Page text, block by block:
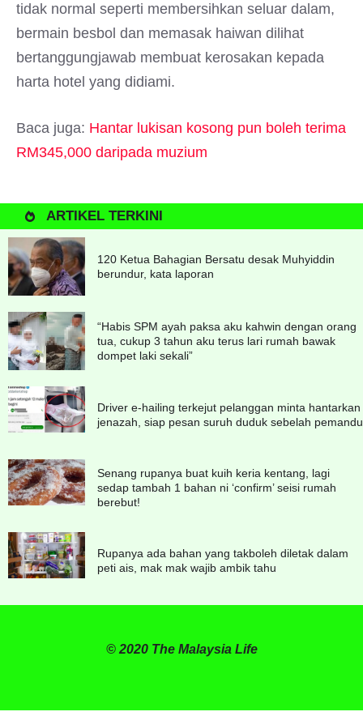
tidak normal seperti membersihkan seluar dalam,
bermain besbol dan memasak haiwan dilihat
bertanggungjawab membuat kerosakan kepada
harta hotel yang didiami.
Baca juga: Hantar lukisan kosong pun boleh terima
RM345,000 daripada muzium
ARTIKEL TERKINI
120 Ketua Bahagian Bersatu desak Muhyiddin
berundur, kata laporan
“Habis SPM ayah paksa aku kahwin dengan orang
tua, cukup 3 tahun aku terus lari rumah bawak
dompet laki sekali”
Driver e-hailing terkejut pelanggan minta hantarkan
jenazah, siap pesan suruh duduk sebelah pemandu
Senang rupanya buat kuih keria kentang, lagi
sedap tambah 1 bahan ni ‘confirm’ seisi rumah
berebut!
Rupanya ada bahan yang takboleh diletak dalam
peti ais, mak mak wajib ambik tahu
© 2020 The Malaysia Life